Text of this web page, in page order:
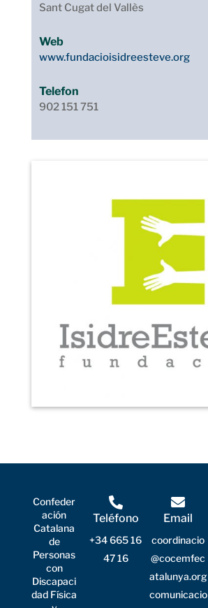
Sant Cugat del Vallès
Web
www.fundacioisidreesteve.org
Telefon
902 151 751
Confeder
ación
Catalana
de
Personas
con
Discapaci
dad Física
Teléfono
+34 665 16
47 16
Email
coordinacio
@cocemfec
atalunya.org
comunicacio